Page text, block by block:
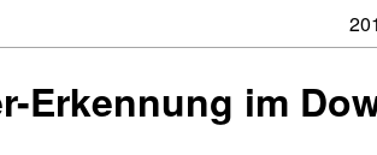
Erkennung im